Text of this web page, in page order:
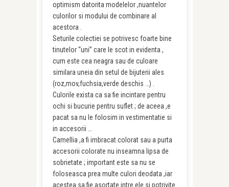
optimism datorita modelelor ,nuantelor
culorilor si modului de combinare al
acestora .
Seturile colectiei se potrivesc foarte bine
tinutelor “uni” care le scot in evidenta ,
cum este cea neagra sau de culoare
similara uneia din setul de bijuterii ales
(roz,mov,fuchsia,verde deschis …) .
Culorile exista ca sa fie incintare pentru
ochi si bucurie pentru suflet ; de aceea ,e
pacat sa nu le folosim in vestimentatie si
in accesorii …
Camellia ,a fi imbracat colorat sau a purta
accesorii colorate nu inseamna lipsa de
sobrietate ; important este sa nu se
foloseasca prea multe culori deodata ,iar
acestea sa fie asortate intre ele si potrivite